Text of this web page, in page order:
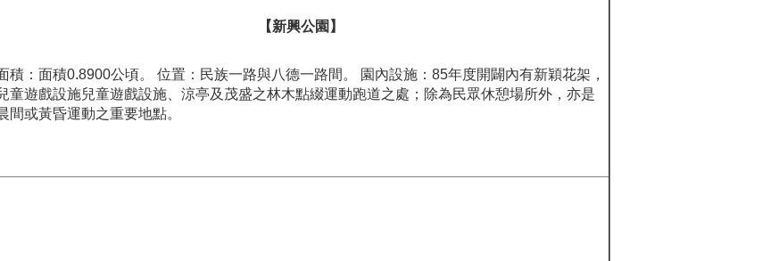
【新興公園】
積：面積0.8900公頃。 位置：民族一路與八德一路間。 園內設施：85年度開闢內有新穎花架，
童遊戲設施兒童遊戲設施、涼亭及茂盛之林木點綴運動跑道之處；除為民眾休憩場所外，亦是
間或黃昏運動之重要地點。